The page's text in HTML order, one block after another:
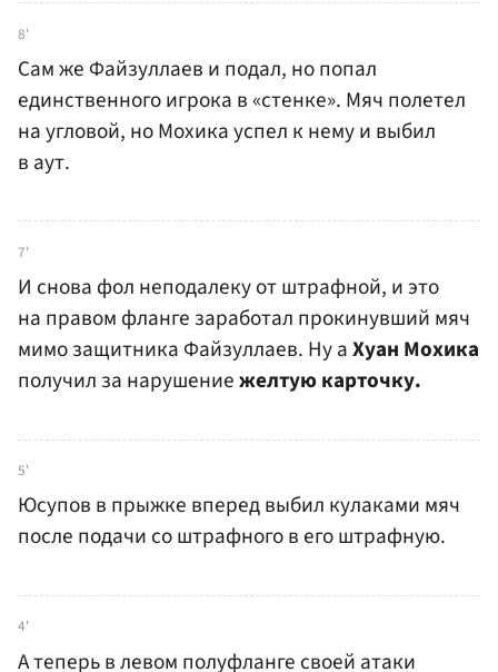
8'
Сам же Файзуллаев и подал, но попал
единственного игрока в «стенке». Мяч полетел
на угловой, но Мохика успел к нему и выбил
в аут.
7'
И снова фол неподалеку от штрафной, и это
на правом фланге заработал прокинувший мяч
мимо защитника Файзуллаев. Ну аХуан Мохика
получил за нарушениежелтую карточку.
5'
Юсупов в прыжке вперед выбил кулаками мяч
после подачи со штрафного в его штрафную.
4'
А теперь в левом полуфланге своей атаки